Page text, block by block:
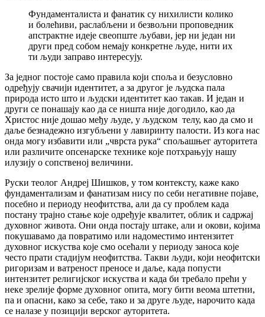
Фундаменталиста и фанатик су нихилисти колико
и болећиви, раслабљени и безвољни проповедник
апстрактне идеје свеопште љубави, јер ни један ни
други пред собом немају конкретне људе, нити их
ти људи заправо интересују.
За једног постоје само правила који споља и безусловно
одређују свачији идентитет, а за другог је људска пала
природа исто што и људски идентитет као такав. И један и
други се понашају као да се ништа није догодило, као да
Христос није дошао међу људе, у људском телу, као да смо и
даље безнадежно изгубљени у лавиринту палости. Из кога нас
онда могу избавити или „чврста рука“ спољашњег ауторитета
или различите опсенарске технике које потхрањују нашу
илузију о сопственој величини.
Руски теолог Андреј Шишков, у том контексту, каже како
фундаментализам и фанатизам нису по себи негативне појаве,
посебно и периоду неофитства, али да су проблем када
постану трајно стање које одређује квалитет, облик и садржај
духовног живота. Они онда постају штаке, али и окови, којима
покушавамо да повратимо или надоместимо интензитет
духовног искуства које смо осећали у периоду заноса које
често прати стадијум неофитства. Такви људи, који неофитски
ригоризам и ватреност преносе и даље, када попусти
интензитет религијског искуства и када би требало прећи у
неке зрелије форме духовног опита, могу бити веома штетни,
па и опасни, како за себе, тако и за друге људе, нарочито када
се налазе у позицији верског ауторитета.